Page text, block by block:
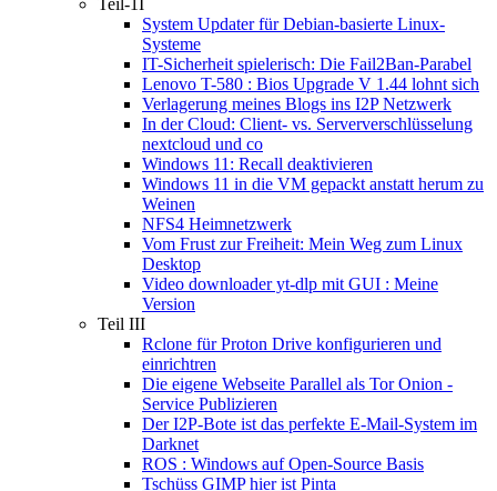
Teil-1I
System Updater für Debian-basierte Linux-
Systeme
IT-Sicherheit spielerisch: Die Fail2Ban-Parabel
Lenovo T-580 : Bios Upgrade V 1.44 lohnt sich
Verlagerung meines Blogs ins I2P Netzwerk
In der Cloud: Client- vs. Serververschlüsselung
nextcloud und co
Windows 11: Recall deaktivieren
Windows 11 in die VM gepackt anstatt herum zu
Weinen
NFS4 Heimnetzwerk
Vom Frust zur Freiheit: Mein Weg zum Linux
Desktop
Video downloader yt-dlp mit GUI : Meine
Version
Teil III
Rclone für Proton Drive konfigurieren und
einrichtren
Die eigene Webseite Parallel als Tor Onion -
Service Publizieren
Der I2P-Bote ist das perfekte E-Mail-System im
Darknet
ROS : Windows auf Open-Source Basis
Tschüss GIMP hier ist Pinta